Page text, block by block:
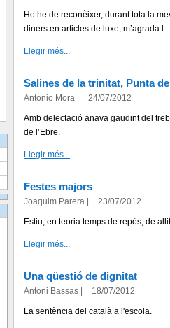
Ho he de reconèixer, durant tota la
diners en articles de luxe, m’agrada l...
Llegir més...
Salines de la trinitat, Punta
Antonio Mora 24/07/2012
Amb delectació anava gaudint del
de l’Ebre.
Llegir més...
Festes majors
Joaquim Parera 23/07/2012
Estiu, en teoria temps de repòs, de
Llegir més...
Una qüestió de dignitat
Antoni Bassas 18/07/2012
La sentència del català a l'escola.